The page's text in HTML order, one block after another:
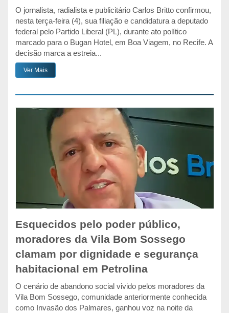
O jornalista, radialista e publicitário Carlos Britto confirmou,
nesta terça-feira (4), sua filiação e candidatura a deputado
federal pelo Partido Liberal (PL), durante ato político
marcado para o Bugan Hotel, em Boa Viagem, no Recife. A
decisão marca a estreia...
Ver Mais
Esquecidos pelo poder público,
moradores da Vila Bom Sossego
clamam por dignidade e segurança
habitacional em Petrolina
O cenário de abandono social vivido pelos moradores da
Vila Bom Sossego, comunidade anteriormente conhecida
como Invasão dos Palmares, ganhou voz na noite da